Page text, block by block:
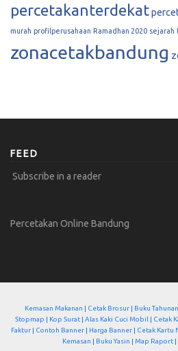
percetakanterdekat
murah profilperusahaan Ramadhan 2020 sejarah
zonacetakbandung
FEED
Subscribe in a reader
Percetakan Online Bandung
Kemasan Makanan Cetak Brosur Buku
Stopmap
Kop Surat| Alas Kaki Cuci Mobil| Cetak
Faktur
Contoh Banner Harga Banner Cetak Kartu
Kemasan
Buku Yasin Map Raport|